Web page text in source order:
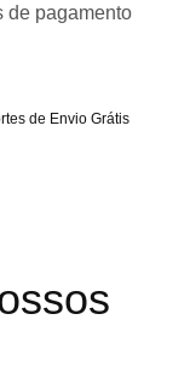
de pagamento
de Envio Grátis